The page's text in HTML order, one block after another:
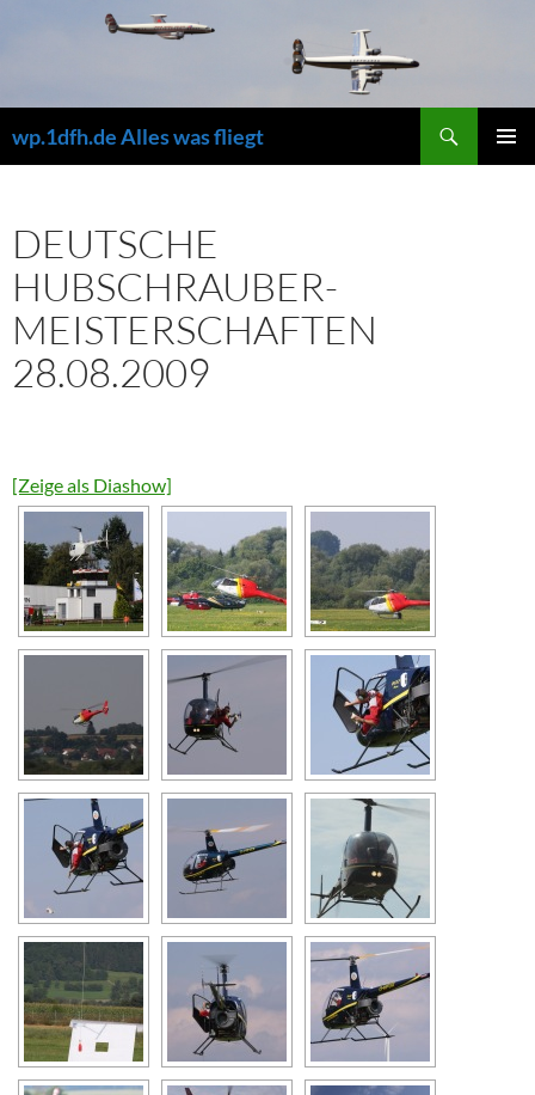
wp.1dfh.de Alles was fliegt
DEUTSCHE
HUBSCHRAUBER-
MEISTERSCHAFTEN
28.08.2009
[Zeige als Diashow]